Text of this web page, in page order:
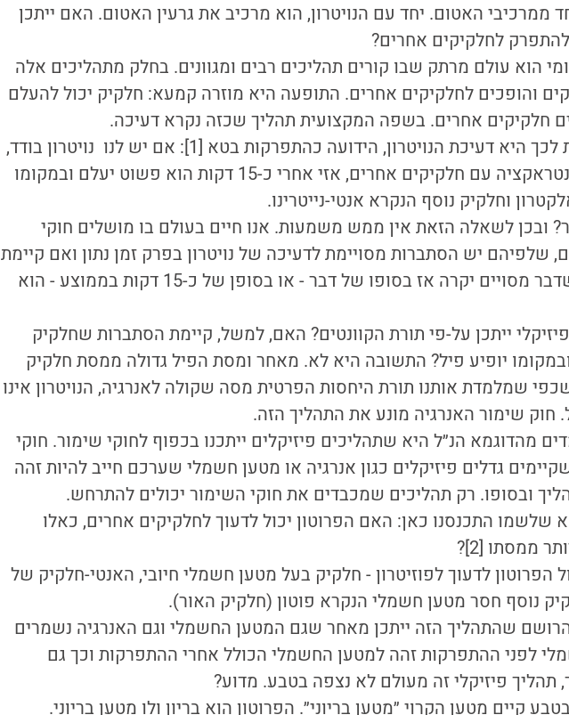
ממרכיבי האטום. יחד עם הנויטרון, הוא מרכיב את גרעין האטום. האם ייתכן
להתפרק לחלקיקים אחרים?
הוא עולם מרתק שבו קורים תהליכים רבים ומגוונים. בחלק מתהליכים אלה
והופכים לחלקיקים אחרים. התופעה היא מוזרה קמעא: חלקיק יכול להעלם
חלקיקים אחרים. בשפה המקצועית תהליך שכזה נקרא דעיכה.
דוגמא קונקרטית לכך היא דעיכת הנויטרון, הידועה כהתפרקות בטא [1]: אם יש לנו נויטרון בודד,
שאינו מבצע אינטראקציה עם חלקיקים אחרים, אזי אחרי כ-15 דקות הוא פשוט יעלם ובמקומו
וחלקיק נוסף הנקרא אנטי-נייטרינו.
ובכן לשאלה הזאת אין ממש משמעות. אנו חיים בעולם בו מושלים חוקי
שלפיהם יש הסתברות מסויימת לדעיכה של נויטרון בפרק זמן נתון ואם קיימת
הסתברות לכך שדבר מסויים יקרה אז בסופו של דבר - או בסופן של כ-15 דקות בממוצע - הוא
ייתכן על-פי תורת הקוונטים? האם, למשל, קיימת הסתברות שחלקיק
ובמקומו יופיע פיל? התשובה היא לא. מאחר ומסת הפיל גדולה ממסת חלקיק
שכפי שמלמדת אותנו תורת היחסות הפרטית מסה שקולה לאנרגיה, הנויטרון אינו
חוק שימור האנרגיה מונע את התהליך הזה.
מהדוגמא הנ״ל היא שתהליכים פיזיקלים ייתכנו בכפוף לחוקי שימור. חוקי
גדלים פיזיקלים כגון אנרגיה או מטען חשמלי שערכם חייב להיות זהה
ובסופו. רק תהליכים שמכבדים את חוקי השימור יכולים להתרחש.
שלשמו התכנסנו כאן: האם הפרוטון יכול לדעוך לחלקיקים אחרים, כאלו
ממסתו [2]?
הפרוטון לדעוך לפוזיטרון - חלקיק בעל מטען חשמלי חיובי, האנטי-חלקיק של
נוסף חסר מטען חשמלי הנקרא פוטון (חלקיק האור).
שהתהליך הזה ייתכן מאחר שגם המטען החשמלי וגם האנרגיה נשמרים
לפני ההתפרקות זהה למטען החשמלי הכולל אחרי ההתפרקות וכך גם
תהליך פיזיקלי זה מעולם לא נצפה בטבע. מדוע?
קיים מטען הקרוי ״מטען בריוני״. הפרוטון הוא בריון ולו מטען בריוני.